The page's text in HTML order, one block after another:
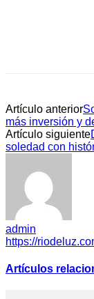
Artículo anterior
más inversión y
Artículo siguiente
soledad con
admin
https://
Artículos